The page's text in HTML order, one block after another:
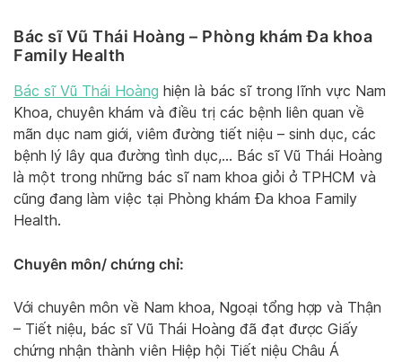
Bác sĩ Vũ Thái Hoàng – Phòng khám Đa khoa
Family Health
Bác sĩ Vũ Thái Hoàng hiện là bác sĩ trong lĩnh vực Nam
Khoa, chuyên khám và điều trị các bệnh liên quan về
mãn dục nam giới, viêm đường tiết niệu – sinh dục, các
bệnh lý lây qua đường tình dục,… Bác sĩ Vũ Thái Hoàng
là một trong những bác sĩ nam khoa giỏi ở TPHCM và
cũng đang làm việc tại Phòng khám Đa khoa Family
Health.
Chuyên môn/ chứng chỉ:
Với chuyên môn về Nam khoa, Ngoại tổng hợp và Thận
– Tiết niệu, bác sĩ Vũ Thái Hoàng đã đạt được Giấy
chứng nhận thành viên Hiệp hội Tiết niệu Châu Á